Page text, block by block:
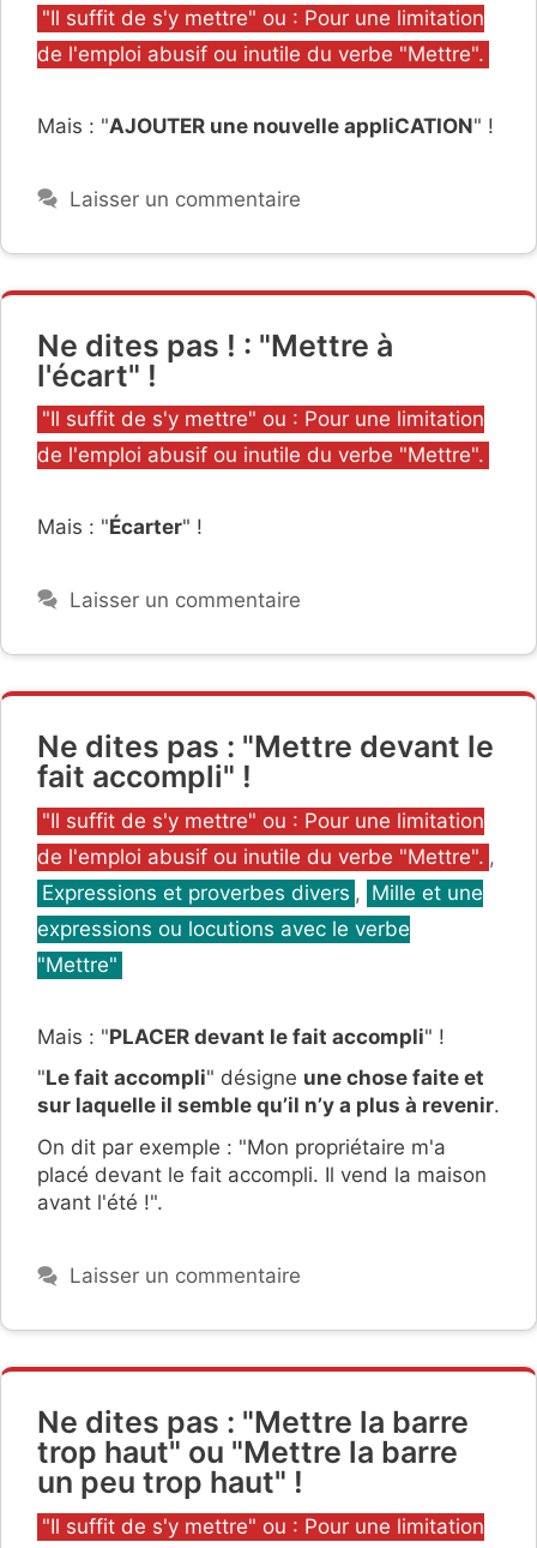
Catégories
"Il suffit de s'y mettre" ou : Pour une limitation
de l'emploi abusif ou inutile du verbe "Mettre".
Mais : "AJOUTER une nouvelle appliCATION" !
Laisser un commentaire
Ne dites pas ! : "Mettre à
l'écart" !
Catégories
"Il suffit de s'y mettre" ou : Pour une limitation
de l'emploi abusif ou inutile du verbe "Mettre".
Mais : "Écarter" !
Laisser un commentaire
Ne dites pas : "Mettre devant le
fait accompli" !
Catégories
"Il suffit de s'y mettre" ou : Pour une limitation
de l'emploi abusif ou inutile du verbe "Mettre". ,
Expressions et proverbes divers , Mille et une
expressions ou locutions avec le verbe
"Mettre"
Mais : "PLACER devant le fait accompli" !
"Le fait accompli" désigne une chose faite et
sur laquelle il semble qu’il n’y a plus à revenir.
On dit par exemple : "Mon propriétaire m'a
placé devant le fait accompli. Il vend la maison
avant l'été !".
Laisser un commentaire
Ne dites pas : "Mettre la barre
trop haut" ou "Mettre la barre
un peu trop haut" !
Catégories
"Il suffit de s'y mettre" ou : Pour une limitation